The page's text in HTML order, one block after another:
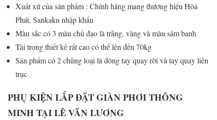
Xuất xứ của sản phẩm : Chính hãng mang thương hiệu Hòa
Phát, Sankaku nhập khẩu
Màu sắc có 3 màu chủ đạo là trắng, vàng và màu sâm banh
Tải trọng thiết kế rất cao có thể lên đến 70kg
Sản phẩm có 2 chủng loại là dòng tay quay rời và tay quay liền
trục
PHỤ KIỆN LẮP ĐẶT GIÀN PHƠI THÔNG
MINH TẠI LÊ VĂN LƯƠNG